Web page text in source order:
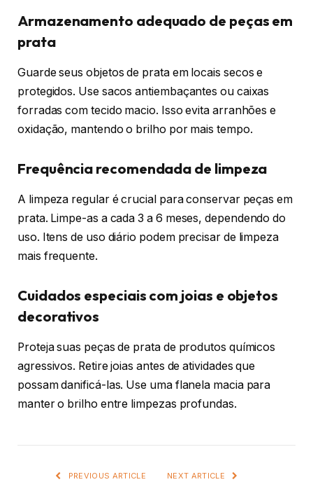
Armazenamento adequado de peças em
prata
Guarde seus objetos de prata em locais secos e
protegidos. Use sacos antiembaçantes ou caixas
forradas com tecido macio. Isso evita arranhões e
oxidação, mantendo o brilho por mais tempo.
Frequência recomendada de limpeza
A limpeza regular é crucial para conservar peças em
prata. Limpe-as a cada 3 a 6 meses, dependendo do
uso. Itens de uso diário podem precisar de limpeza
mais frequente.
Cuidados especiais com joias e objetos
decorativos
Proteja suas peças de prata de produtos químicos
agressivos. Retire joias antes de atividades que
possam danificá-las. Use uma flanela macia para
manter o brilho entre limpezas profundas.
PREVIOUS ARTICLE NEXT ARTICLE